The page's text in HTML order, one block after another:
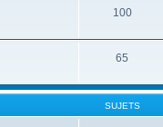
100
65
SUJETS